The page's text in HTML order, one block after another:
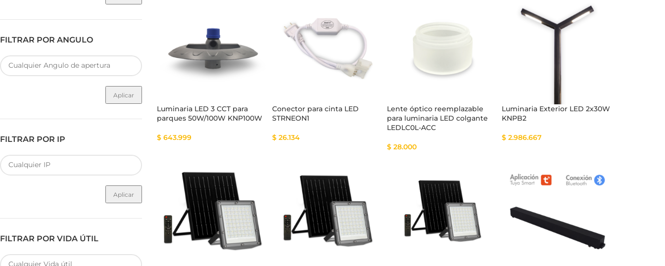
FILTRAR POR ANGULO
Aplicar
FILTRAR POR IP
Aplicar
FILTRAR POR VIDA ÚTIL
Luminaria LED 3 CCT para
parques 50W/100W KNP100W
$ 643.999
Conector para cinta LED
STRNEON1
$26.134
Lente óptico reemplazable
para luminaria LED colgante
LEDLC0L-ACC
$28.000
Luminaria Exterior LED 2x30W
KNPB2
$2.986.667